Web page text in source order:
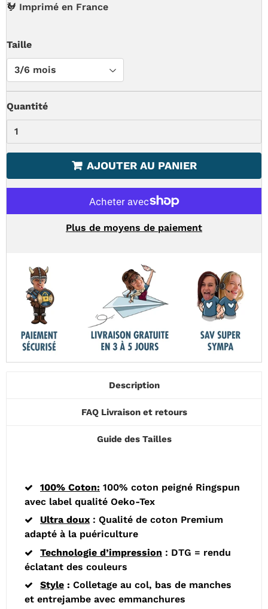
🐓 Imprimé en France
Taille
Quantité
AJOUTER AU PANIER
Plus de moyens de paiement
Description
FAQ Livraison et retours
Guide des Tailles
100% Coton: 100% coton peigné Ringspun
avec label qualité Oeko-Tex
Ultra doux : Qualité de coton Premium
adapté à la puériculture
Technologie d’impression : DTG = rendu
éclatant des couleurs
Style : Colletage au col, bas de manches
et entrejambe avec emmanchures